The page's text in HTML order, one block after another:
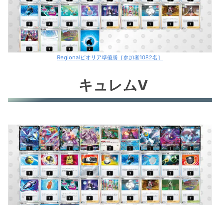
ヒスイヌメルゴンV
Regionalピオリア準優勝［参加者1082名］
キュレムV